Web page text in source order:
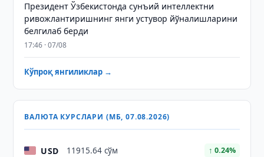
Президент Ўзбекистонда сунъий интеллектни
ривожлантиришнинг янги устувор йўналишларини
белгилаб берди
17:46 · 07/08
Кўпроқ янгиликлар →
ВАЛЮТА КУРСЛАРИ (МБ, 07.08.2026)
USD 11915.64 сўм ↑ 0.24%